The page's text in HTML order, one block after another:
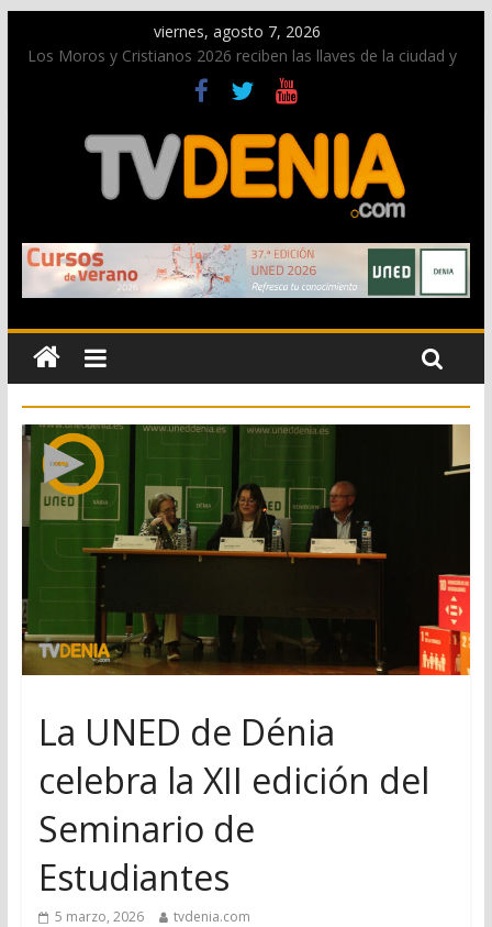
viernes, agosto 7, 2026
Los Moros y Cristianos 2026 reciben las llaves de la ciudad y
dan inicio a las fiestas en Dénia
El bando moro protagonista en la Segunda Entraeta Festera
Paco Adsuar dona al Arxiu de Dénia más de 50.000 imágenes
de la memoria visual de la ciudad
La Entraeta Festera llena de ambiente la calle Marqués de
Campo con la recepción a la Capitanía Cristiana
El XII Festival de Jazz de Dénia reunirá durante agosto a
figuras nacionales e internacionales en los Jardins de
Torrecremada
La UNED de Dénia
celebra la XII edición del
Seminario de
Estudiantes
5 marzo, 2026 tvdenia.com